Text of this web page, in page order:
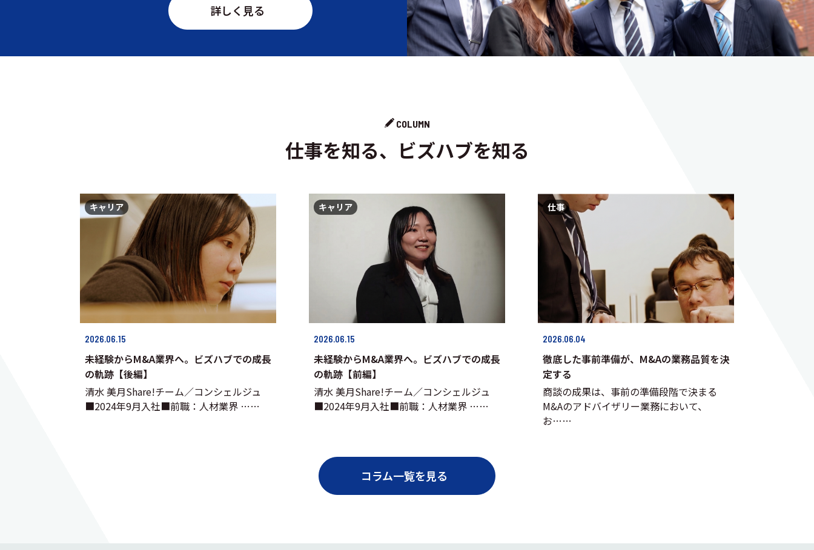
詳しく見る
COLUMN
仕事を知る、ビズハブを知る
2026.06.15
未経験からM&A業界へ。ビズハブでの成長
の軌跡【後編】
清水 美月Share!チーム／コンシェルジュ
■2024年9月入社■前職：人材業界 ……
キャリア
2026.06.15
未経験からM&A業界へ。ビズハブでの成長
の軌跡【前編】
清水 美月Share!チーム／コンシェルジュ
■2024年9月入社■前職：人材業界 ……
キャリア
2026.06.04
徹底した事前準備が、M&Aの業務品質を決
定する
商談の成果は、事前の準備段階で決まる
M&Aのアドバイザリー業務において、
お……
仕事
コラム一覧を見る